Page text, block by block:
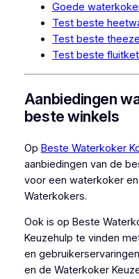
Goede
Test beste
Test beste
Test beste
Aanbiedingen
beste winkels
Op Beste Waterkoker
aanbiedingen van de
voor een waterkoker
Waterkokers.
Ook is op Beste
Keuzehulp te vinden
en
en de Waterkoker